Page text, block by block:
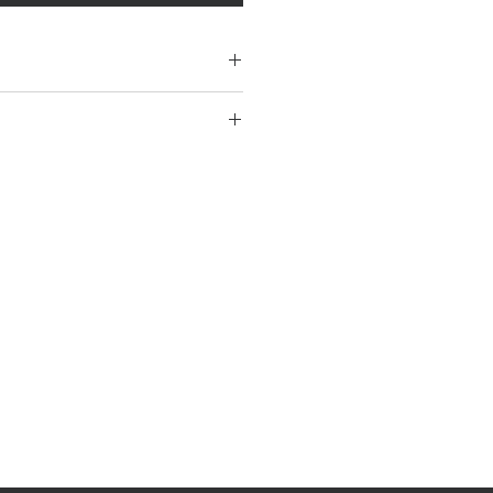
laine mérinos avec patte de